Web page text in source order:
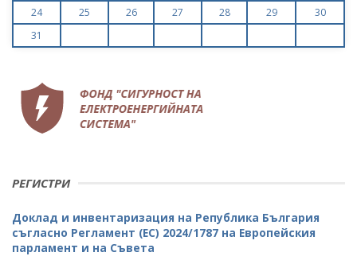
24
25 26 27 28 29
30
31
РЕГИСТРИ
Доклад и инвентаризация на Република България
съгласно Регламент (ЕС) 2024/1787 на Европейския
парламент и на Съвета